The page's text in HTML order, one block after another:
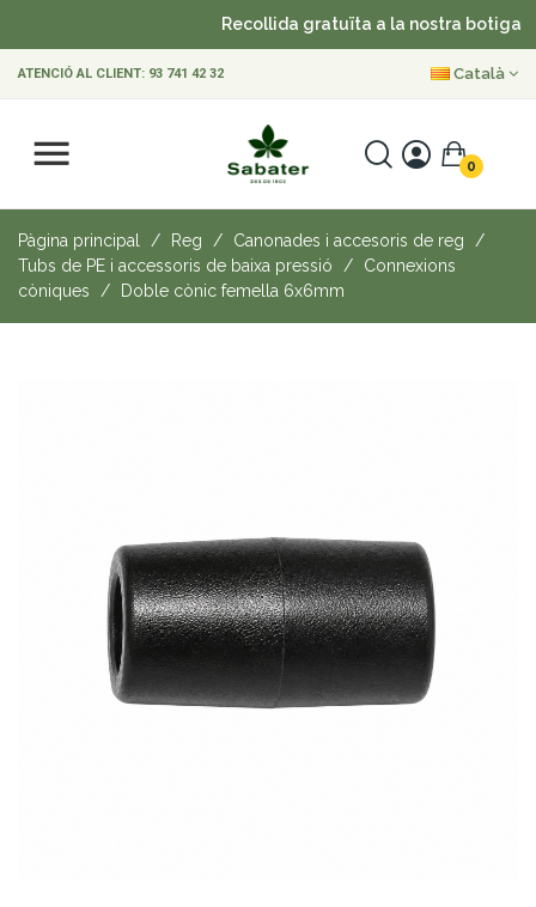
Recollida gratuïta a la nostra botiga
ATENCIÓ AL CLIENT: 93 741 42 32 Català
0
Pàgina principal Reg
Canonades i accesoris de reg
Tubs de PE i accessoris de baixa pressió
Connexions
còniques
Doble cònic femella 6x6mm